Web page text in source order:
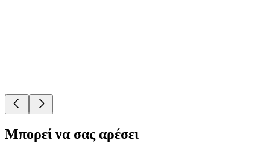
Μπορεί να σας αρέσει